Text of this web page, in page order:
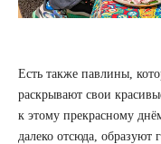
Есть также павлины,
раскрывают свои
к этому прекрасному
далеко отсюда, образуют